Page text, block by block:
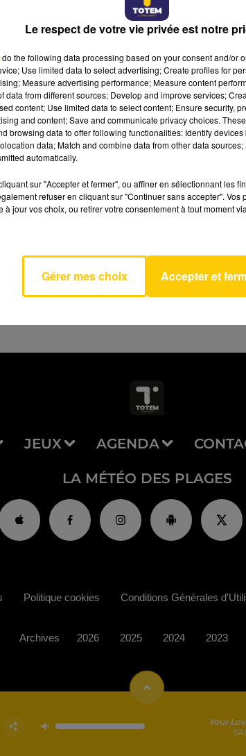
Brioude et Issoire avec les reportages de nos
sur le terrain.
King
AVEYRON NORD
JEUX AGENDA
LA MÉTÉO DES PLAGES
Your
Politique cookies Conditions Générales
Archives 2026 2025 2024 2023
Le respect de votre vie privée est notre
do the following data processing based on your consent and/or
Use limited data to select advertising; Create profiles for
Measure advertising performance; Measure content
data from different sources; Develop and improve services;
content; Use limited data to select content; Ensure security,
and content; Save and communicate privacy choices.
browsing data to offer following functionalities: Identify
data; Match and combine data from other data
automatically.
sur "Accepter et fermer", ou affiner en sélectionnant les
refuser en cliquant sur "Continuer sans accepter".
à jour vos choix, ou retirer votre consentement à tout moment
Gérer mes choix Accepter et